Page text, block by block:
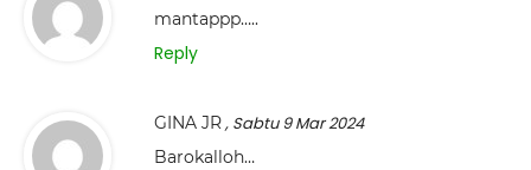
mantappp…..
Reply
GINA JR, Sabtu 9 Mar 2024
Barokalloh…